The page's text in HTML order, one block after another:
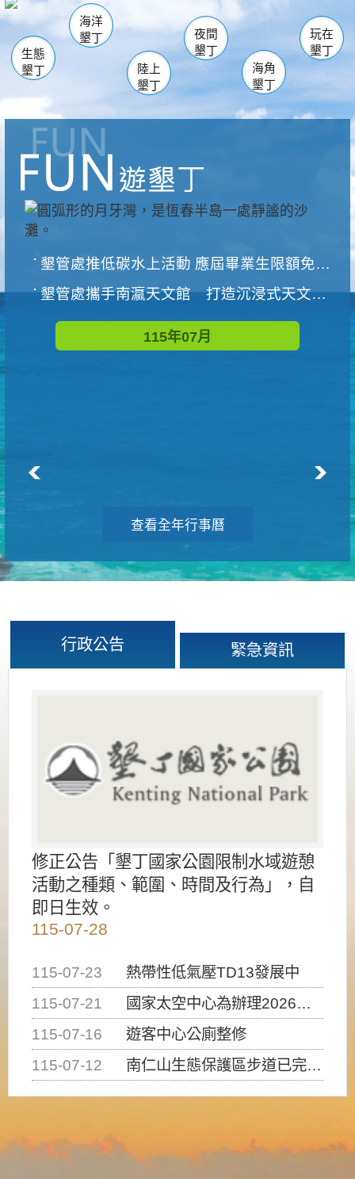
南仁湖
海生館
恆春 佳樂水
龍鑾潭自然中心 森林遊樂區
瓊麻館
關山 墾管處遊客中心
社頂公園 風吹沙
船帆石
白砂 龍磐公園
香蕉灣
砂島
鵝鑾鼻
生態
墾丁
海洋
墾丁
陸上
墾丁
夜間
墾丁
海角
墾丁
玩在
墾丁
墾管處推低碳水上活動 應屆畢業生限額免費參加
墾管處攜手南瀛天文館 打造沉浸式天文探索營隊
115年07月
查看全年行事曆
行政公告 緊急資訊
修正公告「墾丁國家公園限制水域遊憩
活動之種類、範圍、時間及行為」，自
即日生效。
115-07-28
115-07-23
熱帶性低氣壓TD13發展中
115-07-21
國家太空中心為辦理2026台灣盃火箭競賽，陸、海、空域警戒及協調相關事宜，因颱風備案事宜
115-07-16
遊客中心公廁整修
115-07-12
南仁山生態保護區步道已完成修復，自115年7月13日（星期一）起恢復開放入園，歡迎民眾依規定申請入園....